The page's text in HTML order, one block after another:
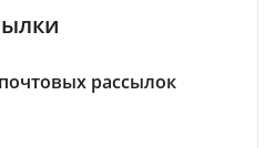
рассылок